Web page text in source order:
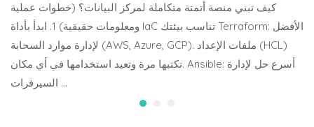
كيف تبني منصة أتمتة متكاملة لمركز البيانات؟ (خطوات عملية
ومعلومات حقيقية) 1. ابدأ بأداة IaC تناسب بيئتك Terraform: الأفضل
لإدارة موارد السحابة (AWS, Azure, GCP). ملفات الإعداد (HCL)
تكتبها مرة وتعيد استخدامها في أي مكان. Ansible: أسرع حل لإدارة
السيرفرات …